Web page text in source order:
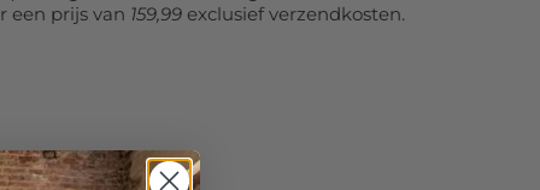
een prijs van 159,99 exclusief verzendkosten.